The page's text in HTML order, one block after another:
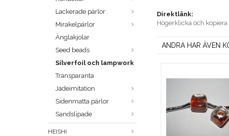
Lackerade pärlor
Mirakelpärlor
Änglakjolar
Seed beads
Silverfoil och lampwork
Transparanta
Jadeimitation
Sidenmatta pärlor
Sandslipade
HEISHI
Direktlänk:
Högerklicka och kopiera
ANDRA HAR ÄVEN